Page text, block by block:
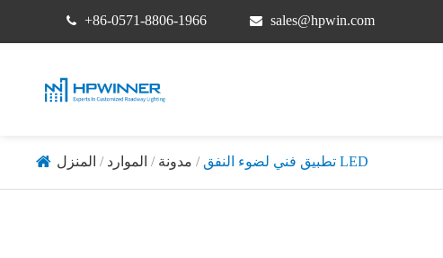
+86-0571-8806-1966 sales@hpwin.com
المنزل الموارد مدونة تطبيق فني لضوء النفق LED